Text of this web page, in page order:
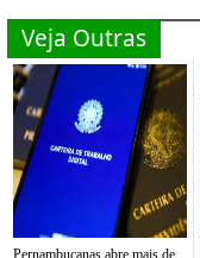
Veja Outras
Pernambucanas abre mais de